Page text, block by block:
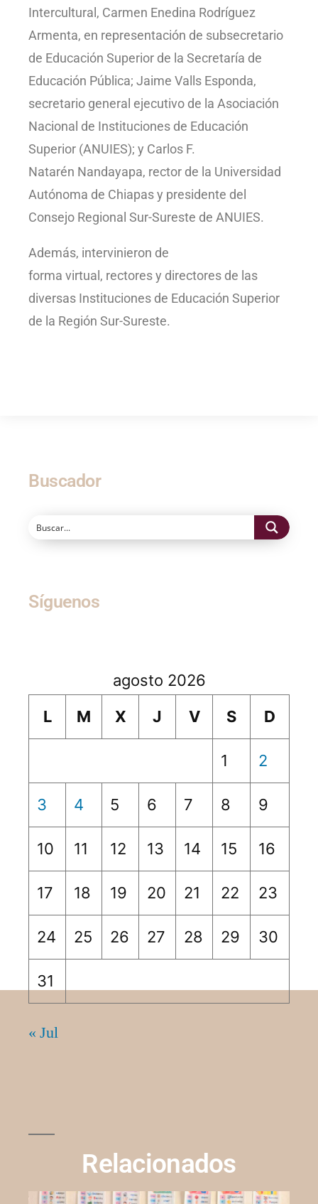
Intercultural, Carmen Enedina Rodríguez
Armenta, en representación de subsecretario
de Educación Superior de la Secretaría de
Educación Pública; Jaime Valls Esponda,
secretario general ejecutivo de la Asociación
Nacional de Instituciones de Educación
Superior (ANUIES); y Carlos F.
Natarén Nandayapa, rector de la Universidad
Autónoma de Chiapas y presidente del
Consejo Regional Sur-Sureste de ANUIES.
Además, intervinieron de
forma virtual, rectores y directores de las
diversas Instituciones de Educación Superior
de la Región Sur-Sureste.
Buscador
Síguenos
agosto 2026
L
M X J V S D
1 2
3 4 5 6 7 8 9
10 11 12 13 14 15 16
17 18 19 20 21 22 23
24 25 26 27 28 29 30
31
« Jul
Relacionados